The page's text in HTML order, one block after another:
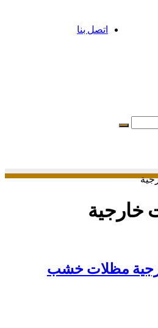
اتصل بنا
بحث
خارجية
مظلات خشب